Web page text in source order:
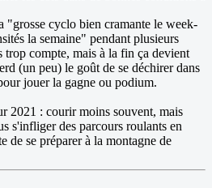
"grosse cyclo bien cramante le week-
la semaine" pendant plusieurs
trop compte, mais à la fin ça devient
(un peu) le goût de se déchirer dans
jouer la gagne ou podium.
2021 : courir moins souvent, mais
s'infliger des parcours roulants en
de se préparer à la montagne de